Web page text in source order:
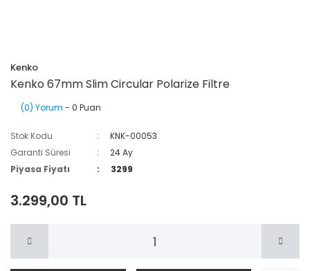
Kenko
Kenko 67mm Slim Circular Polarize Filtre
(0) Yorum - 0 Puan
Stok Kodu
KNK-00053
Garanti Süresi
24 Ay
Piyasa Fiyatı
3299
3.299,00 TL